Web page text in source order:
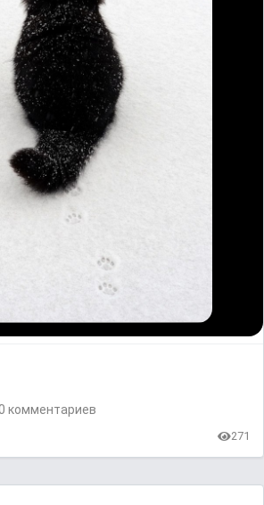
комментариев
271